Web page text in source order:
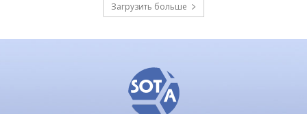
Загрузить больше